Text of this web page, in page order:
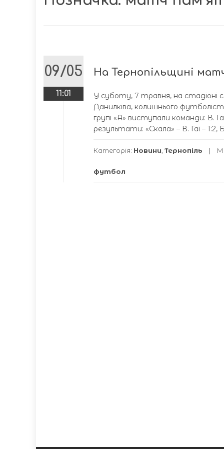
09/05
11:01
На Тернопільщині
У суботу, 7 травня, на стадіоні
Данилківа, колишнього
групі «А» виступали команди: В.
результати: «Скала» – В. Гаї – 1:2,
Категорія: Новини Тернопіль
футбол